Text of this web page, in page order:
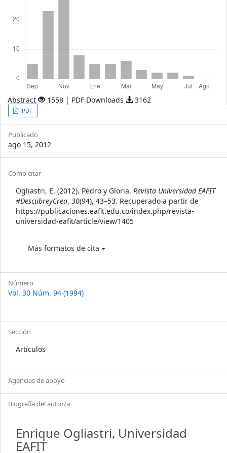
Abstract 1558 | PDF Downloads 3162
Article
Sidebar
PDF
Publicado
ago 15, 2012
Article
Details
Cómo citar
Ogliastri, E. (2012). Pedro y Gloria. Revista Universidad EAFIT
#DescubreyCrea, 30(94), 43–53. Recuperado a partir de
https://publicaciones.eafit.edu.co/index.php/revista-
universidad-eafit/article/view/1405
Más formatos de cita
Número
Vol. 30 Núm. 94 (1994)
Sección
Artículos
Agencias de apoyo
Biografía del autor/a
Enrique Ogliastri, Universidad
EAFIT